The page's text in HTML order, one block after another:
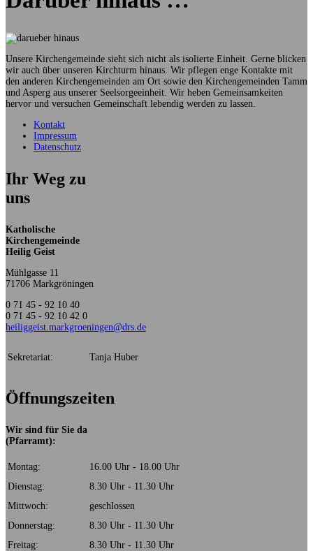
Unsere Kirchengemeinde sieht sich nicht als isolierte Einheit. Gerne blicken
wir auch über unseren Kirchturm hinaus. Wir pflegen enge Kontakte mit
den anderen Kirchengemeinden am Ort sowie den Kirchengemeinden Tamm
und Asperg aus unserer Seelsorgeeinheit. Wir heben Gemeinsamkeiten
hervor und versuchen Gemeinschaft lebendig werden zu lassen.
Kontakt
Impressum
Datenschutz
Ihr Weg zu
uns
Katholische
Kirchengemeinde
Heilig Geist
Mühlgasse 11
71706 Markgröningen
0 71 45 - 92 10 40
0 71 45 - 92 10 42 0
heiliggeist.markgroeningen@drs.de
Sekretariat: Tanja Huber
Öffnungszeiten
Wir sind für Sie da
(Pfarramt):
Montag:
16.00 Uhr - 18.00 Uhr
Dienstag:
8.30 Uhr - 11.30 Uhr
Mittwoch:
geschlossen
Donnerstag:
8.30 Uhr - 11.30 Uhr
Freitag:
8.30 Uhr - 11.30 Uhr